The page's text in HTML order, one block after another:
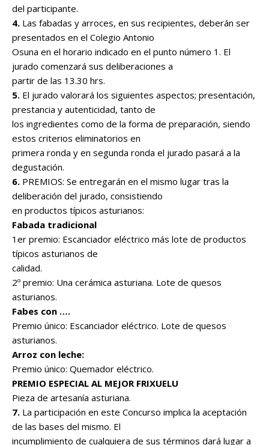
del participante.
4. Las fabadas y arroces, en sus recipientes, deberán ser
presentados en el Colegio Antonio
Osuna en el horario indicado en el punto número 1. El
jurado comenzará sus deliberaciones a
partir de las 13.30 hrs.
5. El jurado valorará los siguientes aspectos; presentación,
prestancia y autenticidad, tanto de
los ingredientes como de la forma de preparación, siendo
estos criterios eliminatorios en
primera ronda y en segunda ronda el jurado pasará a la
degustación.
6. PREMIOS: Se entregarán en el mismo lugar tras la
deliberación del jurado, consistiendo
en productos típicos asturianos:
Fabada tradicional
1er premio: Escanciador eléctrico más lote de productos
típicos asturianos de
calidad.
2º premio: Una cerámica asturiana. Lote de quesos
asturianos.
Fabes con ….
Premio único: Escanciador eléctrico. Lote de quesos
asturianos.
Arroz con leche:
Premio único: Quemador eléctrico.
PREMIO ESPECIAL AL MEJOR FRIXUELU
Pieza de artesanía asturiana.
7. La participación en este Concurso implica la aceptación
de las bases del mismo. El
incumplimiento de cualquiera de sus términos dará lugar a